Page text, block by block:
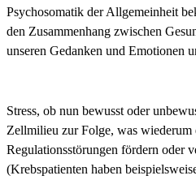
Psychosomatik der Allgemeinheit
den Zusammenhang zwischen
unseren Gedanken und Emotionen
Stress, ob nun bewusst oder
Zellmilieu zur Folge, was wiederum
Regulationsstörungen fördern oder
(Krebspatienten haben